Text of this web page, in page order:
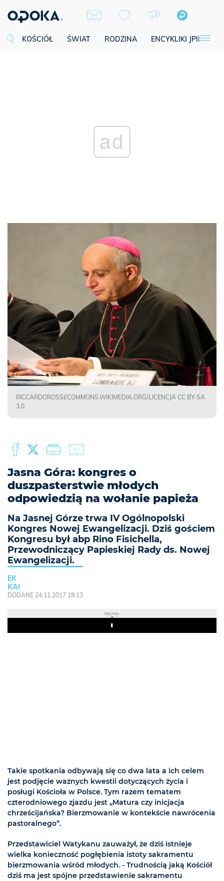
KOŚCIÓŁ ŚWIAT RODZINA ENCYKLIKI JPII
ad
RICCARDOROSSI/COMMONS.WIKIMEDIA.ORG/LICENCJA CC BY-SA
3.0
Jasna Góra: kongres o
duszpasterstwie młodych
odpowiedzią na wołanie papieża
Na Jasnej Górze trwa IV Ogólnopolski
Kongres Nowej Ewangelizacji. Dziś gościem
Kongresu był abp Rino Fisichella,
Przewodniczący Papieskiej Rady ds. Nowej
Ewangelizacji.
EK
KAI
DODANE 24.11.2017 18:13
REKLAMA
Play
Takie spotkania odbywają się co dwa lata a ich celem
jest podjęcie ważnych kwestii dotyczących życia i
posługi Kościoła w Polsce. Tym razem tematem
czterodniowego zjazdu jest „Matura czy inicjacja
chrześcijańska? Bierzmowanie w kontekście nawrócenia
pastoralnego”.
Przedstawiciel Watykanu zauważył, że dziś istnieje
wielka konieczność pogłębienia istoty sakramentu
bierzmowania wśród młodych. - Trudnością jaką Kościół
dziś ma jest spójne przedstawienie sakramentu